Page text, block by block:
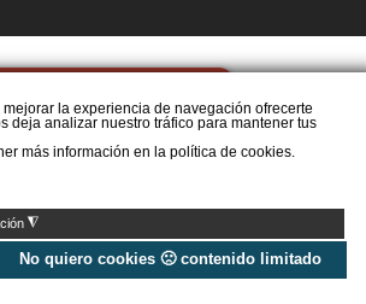
la experiencia de navegación ofrecerte
deja analizar nuestro tráfico para mantener tus
más información en la política de cookies.
◮
No quiero cookies 🙁 contenido limitado